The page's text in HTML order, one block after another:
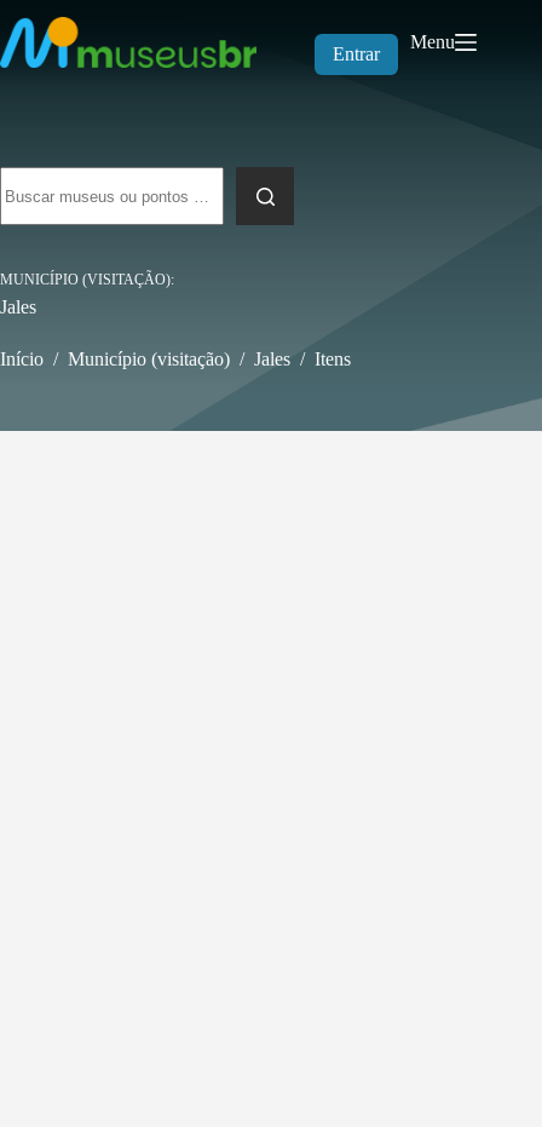
para
o
conteúdo
Entrar
Menu
resultados
MUNICÍPIO (VISITAÇÃO)
Jales
Início / Município (visitação) / Jales / Itens